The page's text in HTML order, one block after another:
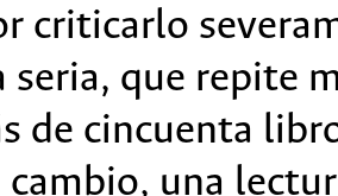
criticarlo
seria, que repite
de cincuenta
cambio, una